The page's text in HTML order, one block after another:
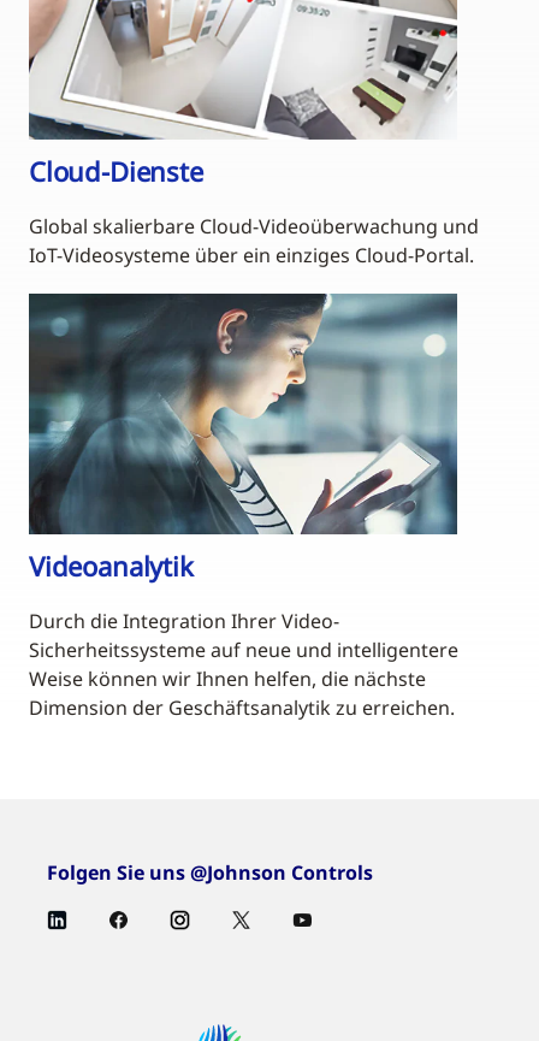
Cloud-Dienste
Global skalierbare Cloud-Videoüberwachung und
IoT-Videosysteme über ein einziges Cloud-Portal.
Videoanalytik
Durch die Integration Ihrer Video-
Sicherheitssysteme auf neue und intelligentere
Weise können wir Ihnen helfen, die nächste
Dimension der Geschäftsanalytik zu erreichen.
Folgen Sie uns @Johnson Controls